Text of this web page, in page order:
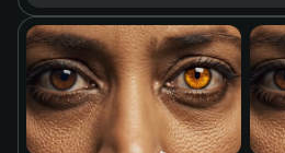
grüne Energiestrahlen
Gruppe von
fremdartigen Objekt
Bildkomposition und
Licht erzeugen die
Science-Fiction-